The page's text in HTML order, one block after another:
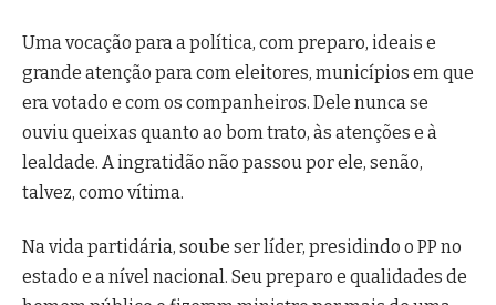
Uma vocação para a política, com preparo, ideais e
grande atenção para com eleitores, municípios em que
era votado e com os companheiros. Dele nunca se
ouviu queixas quanto ao bom trato, às atenções e à
lealdade. A ingratidão não passou por ele, senão,
talvez, como vítima.
Na vida partidária, soube ser líder, presidindo o PP no
estado e a nível nacional. Seu preparo e qualidades de